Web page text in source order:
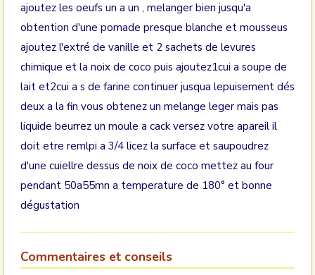
ajoutez les oeufs un a un , melanger bien jusqu'a
obtention d'une pomade presque blanche et mousseus
ajoutez l'extré de vanille et 2 sachets de levures
chimique et la noix de coco puis ajoutez1cui a soupe de
lait et2cui a s de farine continuer jusqua lepuisement dés
deux a la fin vous obtenez un melange leger mais pas
liquide beurrez un moule a cack versez votre apareil il
doit etre remlpi a 3/4 licez la surface et saupoudrez
d'une cuiellre dessus de noix de coco mettez au four
pendant 50a55mn a temperature de 180° et bonne
dégustation
Commentaires et conseils